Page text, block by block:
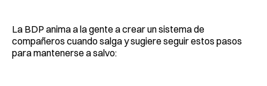
La BDP anima a la gente a crear un sistema de
compañeros cuando salga y sugiere seguir estos pasos
para mantenerse a salvo: